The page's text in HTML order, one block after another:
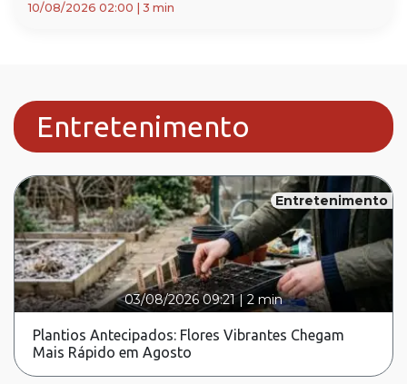
10/08/2026 02:00 3 min
Entretenimento
Entretenimento
03/08/2026 09:21|2 min
Plantios Antecipados: Flores Vibrantes Chegam
Mais Rápido em Agosto